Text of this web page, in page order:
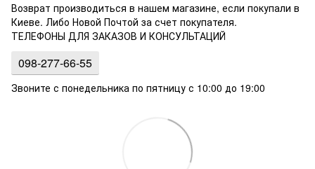
Возврат производиться в нашем магазине, если покупали в
Киеве. Либо Новой Почтой за счет покупателя.
ТЕЛЕФОНЫ ДЛЯ ЗАКАЗОВ И КОНСУЛЬТАЦИЙ
098-277-66-55
Звоните с понедельника по пятницу с 10:00 до 19:00